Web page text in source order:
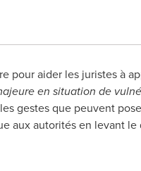
pour aider les juristes à
en situation de
gestes que peuvent
aux autorités en levant le